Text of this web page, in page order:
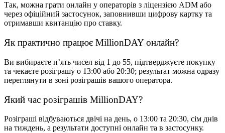
Так, можна грати онлайн у операторів з ліцензією ADM або
через офіційний застосунок, заповнивши цифрову картку та
отримавши квитанцію про ставку.
Як практично працює MillionDAY онлайн?
Ви вибираєте п’ять чисел від 1 до 55, підтверджуєте покупку
та чекаєте розіграшу о 13:00 або 20:30; результат можна одразу
переглянути в зоні розіграшів вашого оператора.
Який час розіграшів MillionDAY?
Розіграші відбуваються двічі на день, о 13:00 та 20:30, сім днів
на тиждень, а результати доступні онлайн та в застосунку.